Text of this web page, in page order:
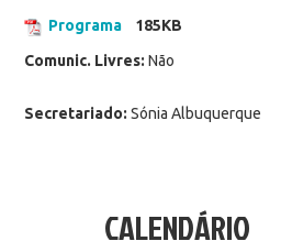
Programa
185KB
Comunic. Livres: Não
Secretariado: Sónia Albuquerque
CALENDÁRIO